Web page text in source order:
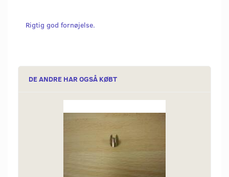
Rigtig god fornøjelse.
DE ANDRE HAR OGSÅ KØBT